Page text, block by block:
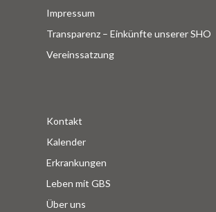
Impressum
Transparenz – Einkünfte unserer SHO
Vereinssatzung
Kontakt
Kalender
Erkrankungen
Leben mit GBS
Über uns